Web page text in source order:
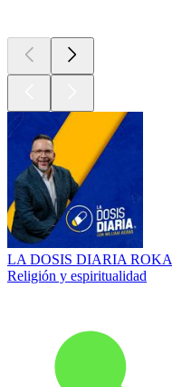
LA DOSIS DIARIA ROKA
Religión y espiritualidad